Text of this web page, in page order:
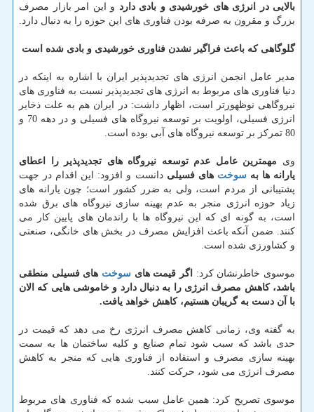
بالایی در انرژی های خورشیدی و بادی دارد و این امر بازار مصرف
بزرگ و مقرون به صرفه بودن فناوری های این حوزه را به دنبال دارد.
گلوگاهی كه باعث فراگیر نشدن فناوری خورشیدی و بادی شده است
مدیر عامل انجمن انرژی های تجدیدپذیر ایران با اشاره به اینكه در
دنیا فناوری های مربوط به انرژی های تجدیدپذیر نسبت به فناوری های
نیروگاهی نوظهورتر است، اظهار داشت: در ایران هم به علت ذخایر
انرژی فسیلی، اولویت بر توسعه نیروگاه های فسیلی و در دهه 70 و
80 تمركز بر توسعه نیروگاه های آبی بوده است.
وی مهمترین عامل عدم توسعه نیروگاه های تجدیدپذیر را اعطای
یارانه ها بهسوخت های فسیلی دانست و افزود: این اقدام در جهت
پشتیبانی از مردم است، ولی به ضرر كشور است؛ چون یارانه های
زیاد حوزه انرژی منجر به عدم بهینه سازی نیروگاه های برق شده
است، به گونه ای كه این نیروگاه ها با راندمان های پایین كار می
كنند. ضمن آنكه باعث افزایش مصرف در بخش های خانگی، صنعتی
و كشاورزی شده است.
موسوی خاطرنشان كرد: اگر قیمت های سوخت های فسیلی منطقی
باشد، كاهش مصرف انرژی را به دنبال دارد و خاموشی هایی كه الان
با آن دست به گریبان هستیم، كاهش خواهد یافت.
به گفته وی، زمانی كاهش مصرف انرژی رخ می دهد كه قیمت در
حدی باشد كه سبب شود تمام صنایع و كلیه ساختمان ها به سمت
بهینه سازی مصرف و استفاده از فناوری هایی كه منجر به كاهش
مصرف انرژی می شود، حركت كنند.
موسوی تصریح كرد: همین عامل سبب شده كه فناوری های مربوط